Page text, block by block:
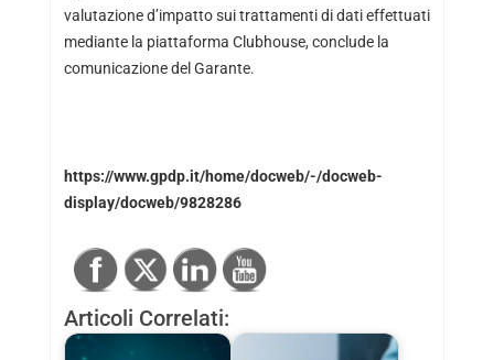
valutazione d’impatto sui trattamenti di dati effettuati
mediante la piattaforma Clubhouse, conclude la
comunicazione del Garante.
https://www.gpdp.it/home/docweb/-/docweb-
display/docweb/9828286
Articoli Correlati: